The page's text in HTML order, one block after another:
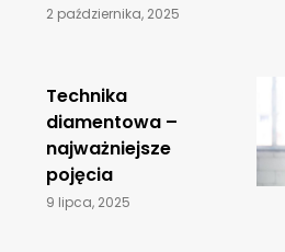
2 października, 2025
​Technika
diamentowa –
najważniejsze
pojęcia
9 lipca, 2025